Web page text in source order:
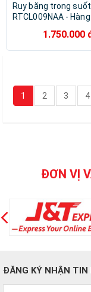
Ruy băng trong suốt
RTCL009NAA -
1.750.000
1 2 3 4
ĐƠN VỊ
ĐĂNG KÝ NHẬN TIN